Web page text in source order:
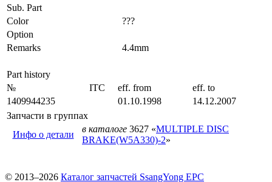
Sub. Part
Color
???
Option
Remarks
4.4mm
Part history
№
ITC eff. from
eff. to
1409944235
01.10.1998
14.12.2007
Запчасти в группах
Инфо о детали
в каталоге 3627 «MULTIPLE DISC
BRAKE(W5A330)-2»
© 2013–2026 Каталог запчастей SsangYong EPC